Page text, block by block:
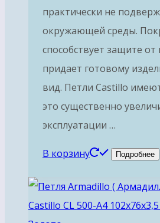
практически не
окружающей среды.
способствует защите
придает готовому
вид. Петли Castillo
это существенно
эксплуатации …
В корзину Подробнее